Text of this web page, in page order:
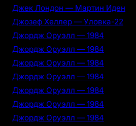
Джек Лондон — Мартин Иден
Джозеф Хеллер — Уловка-22
Джордж Оруэлл — 1984
Джордж Оруэлл — 1984
Джордж Оруэлл — 1984
Джордж Оруэлл — 1984
Джордж Оруэлл — 1984
Джордж Оруэлл — 1984
Джордж Оруэлл — 1984